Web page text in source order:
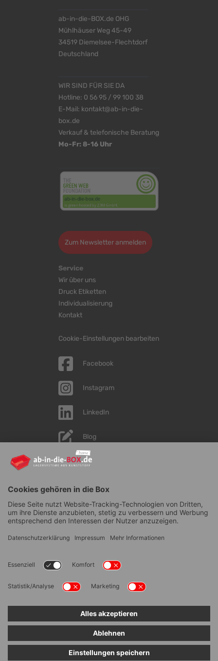
ab-in-die-BOX.de OHG
Mühlhäuser Weg 45-49
34519 Diemelsee-Flechtdorf
Deutschland
WIR SIND FÜR SIE DA
Hotline: 0 56 95 / 99 100 38
E-Mail: kontakt@ab-in-die-
box.de
Verkauf & telefonische Beratung
Mo-Fr: 8-16 Uhr
Zum Newsletter anmelden
Service
Wir über uns
Druck Etiketten
Individualisierung
Kontakt
Cookie-Einstellungen bearbeiten
Facebook
Instagram
LinkedIn
Blog
YouTube
Bestellvorgang|Impressum|Information zur
Barrierefreiheit
© ab-in-die-BOX 2026